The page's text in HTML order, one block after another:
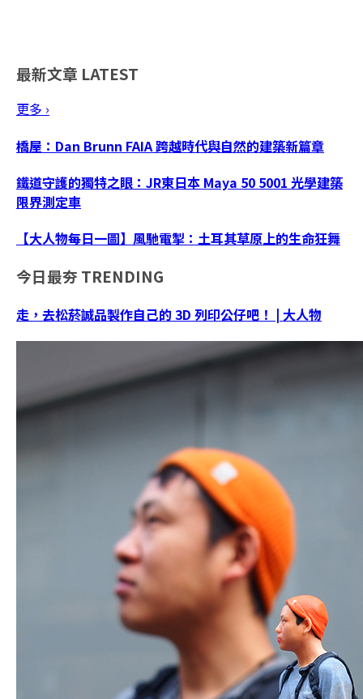
最新文章 LATEST
更多 ›
橋屋：Dan Brunn FAIA 跨越時代與自然的建築新篇章
鐵道守護的獨特之眼：JR東日本 Maya 50 5001 光學建築
限界測定車
【大人物每日一圖】風馳電掣：土耳其草原上的生命狂舞
今日最夯 TRENDING
走，去松菸誠品製作自己的 3D 列印公仔吧！ | 大人物